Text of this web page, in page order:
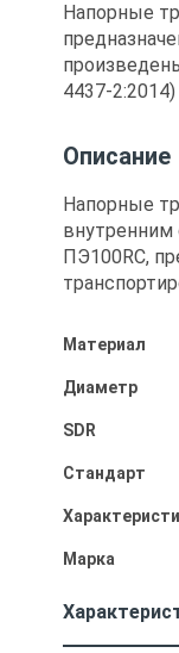
Напорные
4437-2:2014)
Описание
Напорные
внутренним
ПЭ100RC,
Материал
Диаметр
SDR
Стандарт
Марка